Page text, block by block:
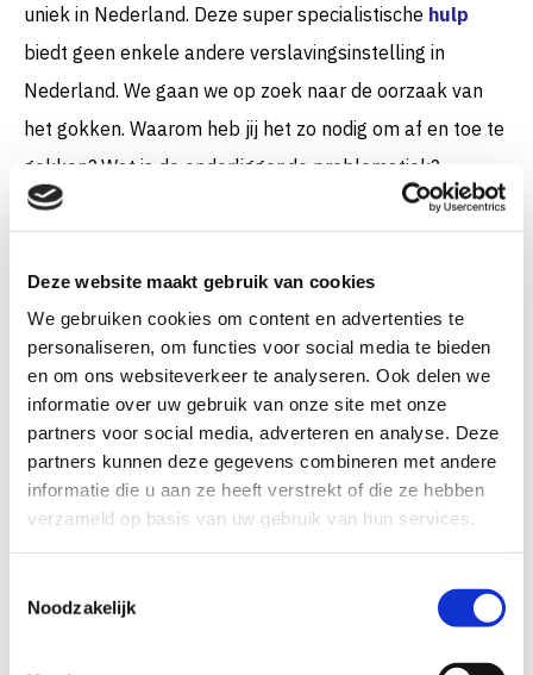
Deze website maakt gebruik van cookies
We gebruiken cookies om content en advertenties te
personaliseren, om functies voor social media te bieden
en om ons websiteverkeer te analyseren. Ook delen we
informatie over uw gebruik van onze site met onze
partners voor social media, adverteren en analyse. Deze
partners kunnen deze gegevens combineren met andere
informatie die u aan ze heeft verstrekt of die ze hebben
verzameld op basis van uw gebruik van hun services.
Noodzakelijk
uniek in Nederland. Deze super specialistische hulp
biedt geen enkele andere verslavingsinstelling in
Nederland. We gaan we op zoek naar de oorzaak van
het gokken. Waarom heb jij het zo nodig om af en toe te
gokken? Wat is de onderliggende problematiek?
Hiermee biedt de behandeling ook mogelijkheden voor
mooi omschrijft: recovery is re – cover yourself. Of te
wel, jezelf weer terugvinden.
Waarom Hervitas?
Wachttijd gemiddeld 2 tot 3 weken
Kleine groepen
Wekelijkse nazorg